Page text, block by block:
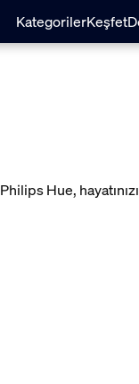
KategorilerKeşfet
Philips Hue,